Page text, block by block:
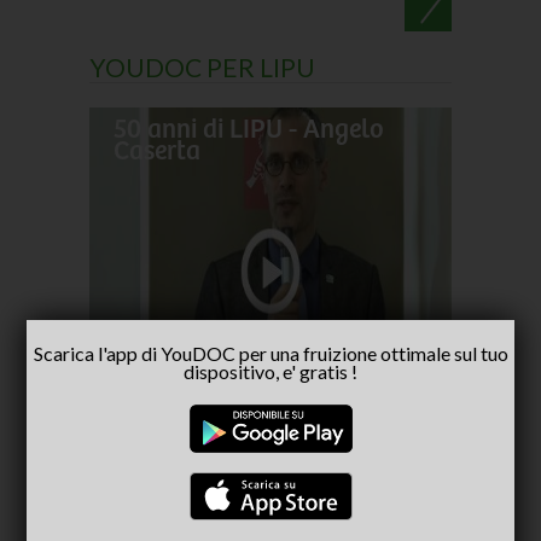
YOUDOC PER LIPU
50 anni di LIPU - Angelo
Caserta
Capria
Scarica l'app di YouDOC per una fruizione ottimale sul tuo
dispositivo, e' gratis !